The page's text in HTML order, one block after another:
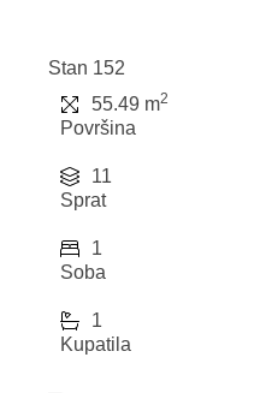
Stan 152
55.49 m2
Površina
11
Sprat
1
Soba
1
Kupatila